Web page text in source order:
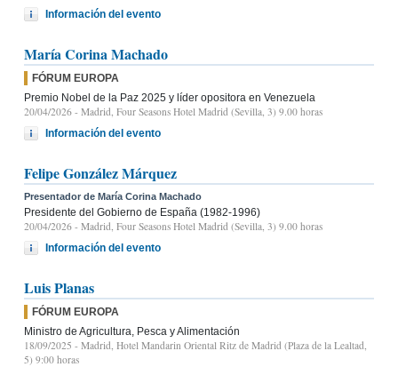
Información del evento
María Corina Machado
FÓRUM EUROPA
Premio Nobel de la Paz 2025 y líder opositora en Venezuela
20/04/2026 - Madrid, Four Seasons Hotel Madrid (Sevilla, 3) 9.00 horas
Información del evento
Felipe González Márquez
Presentador de María Corina Machado
Presidente del Gobierno de España (1982-1996)
20/04/2026 - Madrid, Four Seasons Hotel Madrid (Sevilla, 3) 9.00 horas
Información del evento
Luis Planas
FÓRUM EUROPA
Ministro de Agricultura, Pesca y Alimentación
18/09/2025 - Madrid, Hotel Mandarin Oriental Ritz de Madrid (Plaza de la Lealtad,
5) 9:00 horas